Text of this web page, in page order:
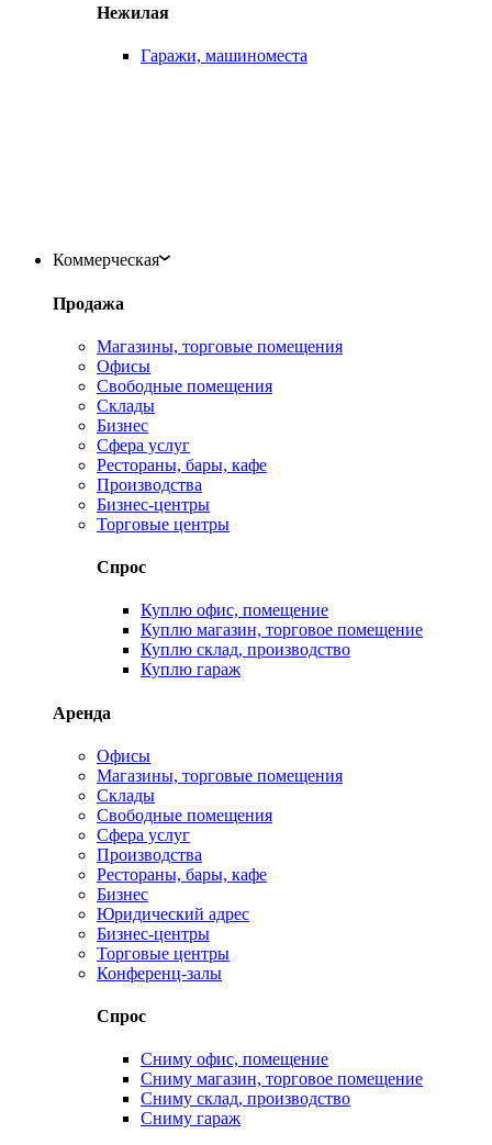
Нежилая
Гаражи, машиноместа
Коммерческая
Продажа
Магазины, торговые помещения
Офисы
Свободные помещения
Склады
Бизнес
Сфера услуг
Рестораны, бары, кафе
Производства
Бизнес-центры
Торговые центры
Спрос
Куплю офис, помещение
Куплю магазин, торговое помещение
Куплю склад, производство
Куплю гараж
Аренда
Офисы
Магазины, торговые помещения
Склады
Свободные помещения
Сфера услуг
Производства
Рестораны, бары, кафе
Бизнес
Юридический адрес
Бизнес-центры
Торговые центры
Конференц-залы
Спрос
Сниму офис, помещение
Сниму магазин, торговое помещение
Сниму склад, производство
Сниму гараж